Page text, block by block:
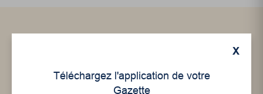
X
Téléchargez l'application de votre
Gazette